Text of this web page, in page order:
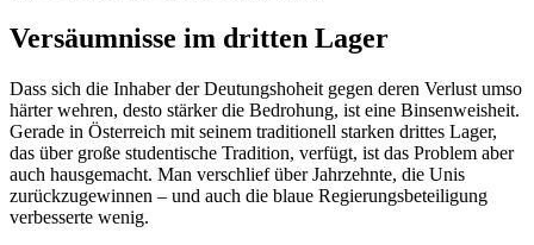
Versäumnisse im dritten Lager
Dass sich die Inhaber der Deutungshoheit gegen deren Verlust umso
härter wehren, desto stärker die Bedrohung, ist eine Binsenweisheit.
Gerade in Österreich mit seinem traditionell starken drittes Lager,
das über große studentische Tradition, verfügt, ist das Problem aber
auch hausgemacht. Man verschlief über Jahrzehnte, die Unis
zurückzugewinnen – und auch die blaue Regierungsbeteiligung
verbesserte wenig.